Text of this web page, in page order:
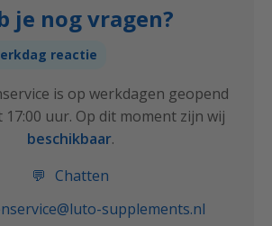
je nog vragen?
reactie
is op werkdagen geopend
17:00 uur. Op dit moment zijn wij
beschikbaar.
💬 Chatten
supplements.nl